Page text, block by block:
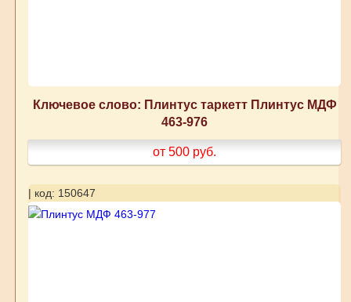
Ключевое слово: Плинтус таркетт Плинтус МДФ
463-976
от 500 руб.
| код: 150647